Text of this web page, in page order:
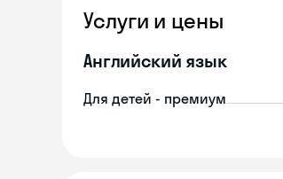
Услуги и цены
Английский язык
Для детей - премиум